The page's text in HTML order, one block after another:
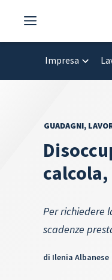
contenuto
Impresa
GUADAGNI,
Per richiedere
scadenze
di Ilenia Albanese